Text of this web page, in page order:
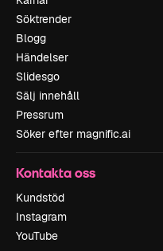
Söktrender
Blogg
Händelser
Slidesgo
Sälj innehåll
Pressrum
Söker efter magnific.ai
Kontakta oss
Kundstöd
Instagram
YouTube